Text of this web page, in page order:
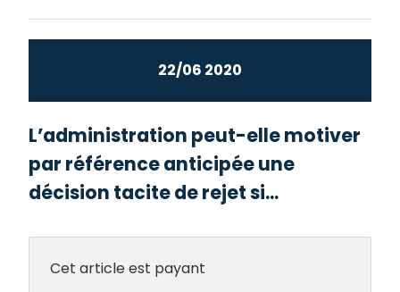
22/06 2020
L’administration peut-elle motiver
par référence anticipée une
décision tacite de rejet si...
Cet article est payant